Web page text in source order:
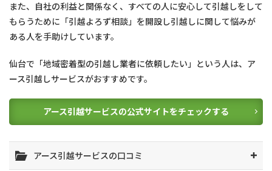
また、自社の利益と関係なく、すべての人に安心して引越しをして
もらうために「引越よろず相談」を開設し引越しに関して悩みが
ある人を手助けしています。
仙台で「地域密着型の引越し業者に依頼したい」という人は、ア
ース引越しサービスがおすすめです。
アース引越サービスの公式サイトをチェックする
アース引越サービスの口コミ